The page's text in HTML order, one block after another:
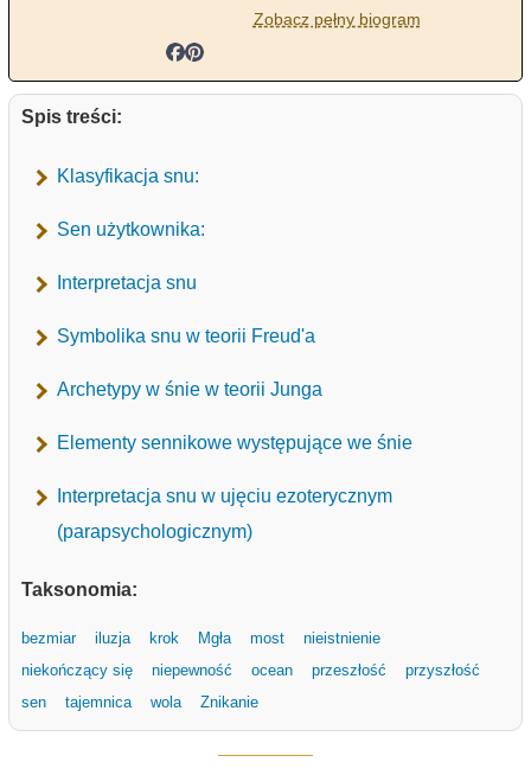
Zobacz pełny biogram
Spis treści:
Klasyfikacja snu:
Sen użytkownika:
Interpretacja snu
Symbolika snu w teorii Freud'a
Archetypy w śnie w teorii Junga
Elementy sennikowe występujące we śnie
Interpretacja snu w ujęciu ezoterycznym
(parapsychologicznym)
Taksonomia:
bezmiar iluzja krok Mgła most
nieistnienie
niekończący się
niepewność ocean przeszłość
przyszłość
sen
tajemnica wola Znikanie